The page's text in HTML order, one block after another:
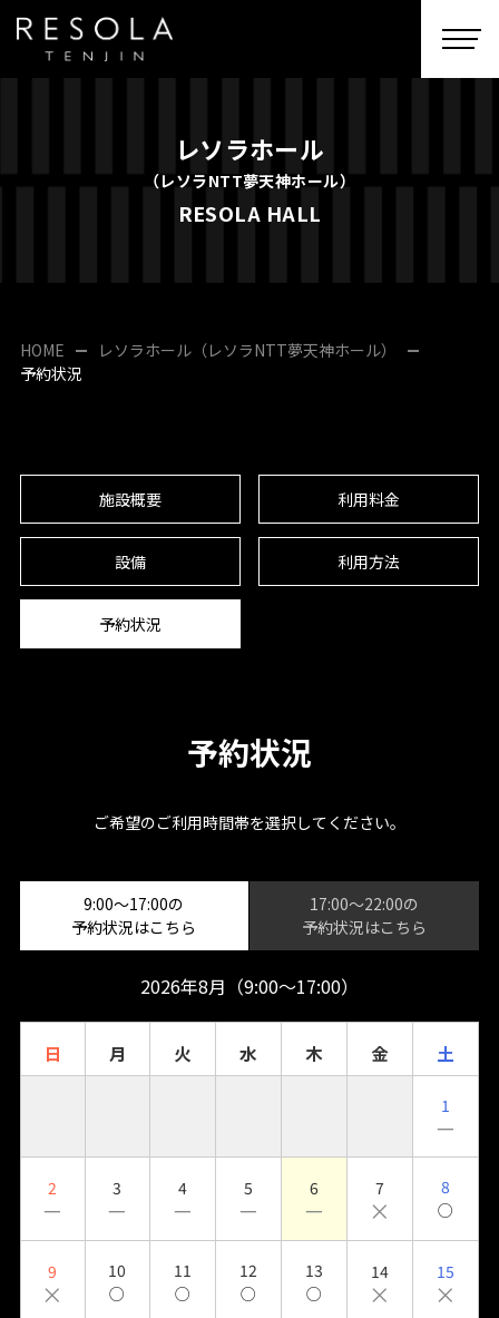
レソラホール
（レソラNTT夢天神ホール）
RESOLA HALL
HOME
レソラホール（レソラNTT夢天神ホール）
予約状況
施設概要 利用料金
設備 利用方法
予約状況
予約状況
ご希望のご利用時間帯を選択してください。
9:00～17:00の
予約状況はこちら
17:00～22:00の
予約状況はこちら
2026年8月
日 月 火 水 木 金 土
1
－
2
－
3
－
4
－
5
－
6
－
7
×
8
○
9
×
10
○
11
○
12
○
13
○
14
×
15
×